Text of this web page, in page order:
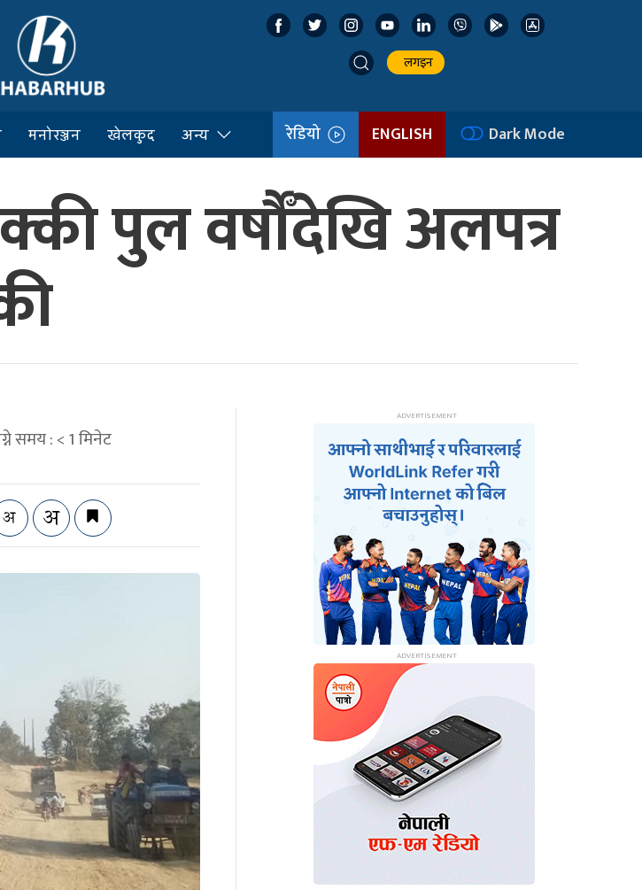
लगइन
मनोरञ्जन खेलकुद अन्य रेडियो ENGLISH Dark Mode
पुल वर्षौँदेखि अलपत्र
समय :< 1मिनेट